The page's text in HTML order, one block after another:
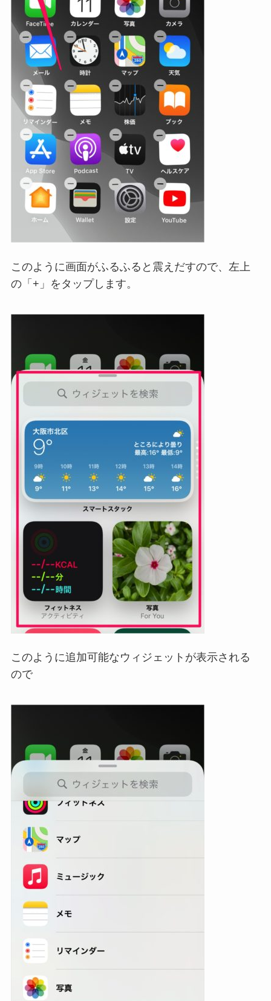
このように画面がふるふると震えだすので、左上
の「+」をタップします。
このように追加可能なウィジェットが表示される
ので